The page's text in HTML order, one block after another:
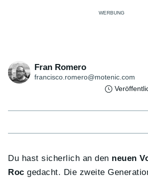
Fran Romero
francisco.romero@motenic.com
Du hast sicherlich an den neuen
Roc gedacht. Die zweite